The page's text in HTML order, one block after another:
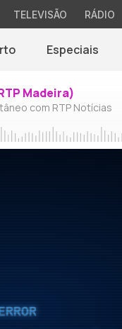
TELEVISÃO RÁDIO
Especiais
Madeira)
com RTP Notícias